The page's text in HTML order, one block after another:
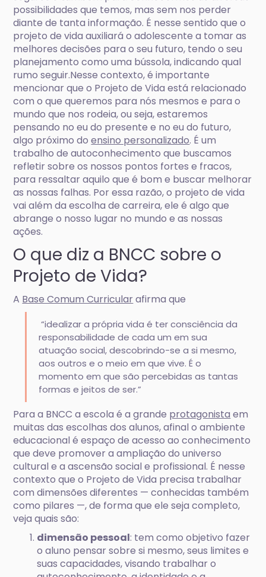
possibilidades que temos, mas sem nos perder
diante de tanta informação. É nesse sentido que o
projeto de vida auxiliará o adolescente a tomar as
melhores decisões para o seu futuro, tendo o seu
planejamento como uma bússola, indicando qual
rumo seguir.Nesse contexto, é importante
mencionar que o Projeto de Vida está relacionado
com o que queremos para nós mesmos e para o
mundo que nos rodeia, ou seja, estaremos
pensando no eu do presente e no eu do futuro,
algo próximo doensino personalizado. É um
trabalho de autoconhecimento que buscamos
refletir sobre os nossos pontos fortes e fracos,
para ressaltar aquilo que é bom e buscar melhorar
as nossas falhas. Por essa razão, o projeto de vida
vai além da escolha de carreira, ele é algo que
abrange o nosso lugar no mundo e as nossas
ações.
O que diz a BNCC sobre o
Projeto de Vida?
A Base Comum Curricularafirma que
“idealizar a própria vida é ter consciência da
responsabilidade de cada um em sua
atuação social, descobrindo-se a si mesmo,
aos outros e o meio em que vive. É o
momento em que são percebidas as tantas
formas e jeitos de ser.”
Para a BNCC a escola é a grande protagonista em
muitas das escolhas dos alunos, afinal o ambiente
educacional é espaço de acesso ao conhecimento
que deve promover a ampliação do universo
cultural e a ascensão social e profissional. É nesse
contexto que o Projeto de Vida precisa trabalhar
com dimensões diferentes — conhecidas também
como pilares —, de forma que ele seja completo,
veja quais são:
dimensão pessoal: tem como objetivo fazer
o aluno pensar sobre si mesmo, seus limites e
suas capacidades, visando trabalhar o